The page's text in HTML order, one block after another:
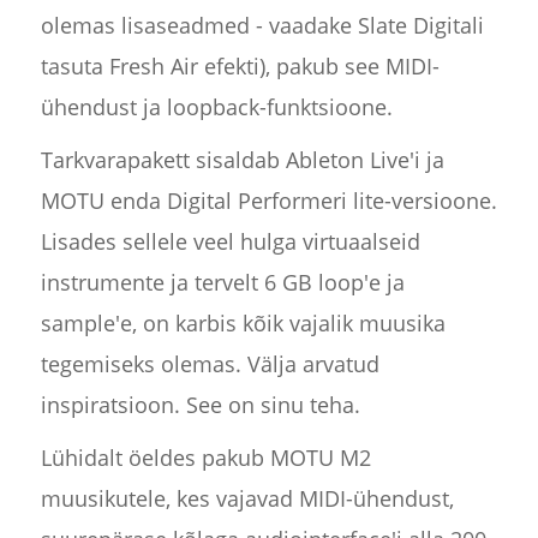
olemas lisaseadmed - vaadake Slate Digitali
tasuta Fresh Air efekti), pakub see MIDI-
ühendust ja loopback-funktsioone.
Tarkvarapakett sisaldab Ableton Live'i ja
MOTU enda Digital Performeri lite-versioone.
Lisades sellele veel hulga virtuaalseid
instrumente ja tervelt 6 GB loop'e ja
sample'e, on karbis kõik vajalik muusika
tegemiseks olemas. Välja arvatud
inspiratsioon. See on sinu teha.
Lühidalt öeldes pakub MOTU M2
muusikutele, kes vajavad MIDI-ühendust,